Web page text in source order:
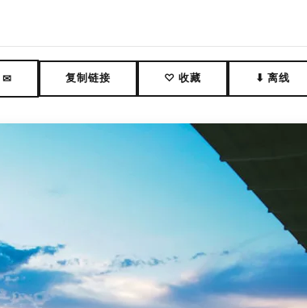
✉ 复制链接 ♡ 收藏 ⬇ 离线